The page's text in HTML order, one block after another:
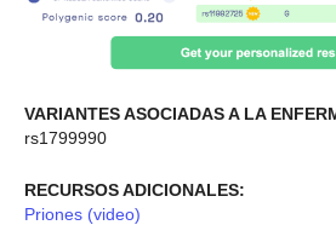
VARIANTES ASOCIADAS A LA
rs1799990
RECURSOS ADICIONALES:
Priones (video)